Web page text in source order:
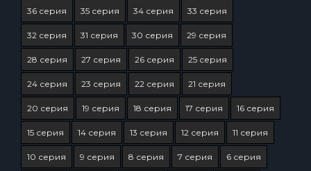
36 серия 35 серия 34 серия 33 серия
32 серия 31 серия 30 серия 29 серия
28 серия 27 серия 26 серия 25 серия
24 серия 23 серия 22 серия 21 серия
20 серия 19 серия 18 серия 17 серия 16 серия
15 серия 14 серия 13 серия 12 серия 11 серия
10 серия 9 серия 8 серия 7 серия 6 серия